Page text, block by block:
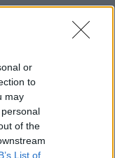
or
to
may
of the
List of